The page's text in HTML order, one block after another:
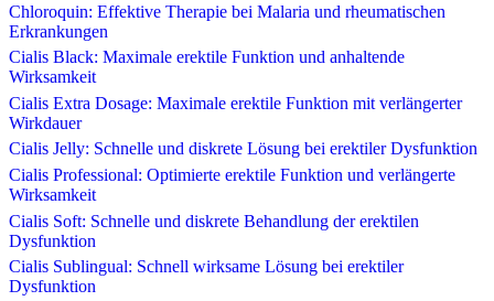
Chloroquin: Effektive Therapie bei Malaria und rheumatischen
Erkrankungen
Cialis Black: Maximale erektile Funktion und anhaltende
Wirksamkeit
Cialis Extra Dosage: Maximale erektile Funktion mit verlängerter
Wirkdauer
Cialis Jelly: Schnelle und diskrete Lösung bei erektiler Dysfunktion
Cialis Professional: Optimierte erektile Funktion und verlängerte
Wirksamkeit
Cialis Soft: Schnelle und diskrete Behandlung der erektilen
Dysfunktion
Cialis Sublingual: Schnell wirksame Lösung bei erektiler
Dysfunktion